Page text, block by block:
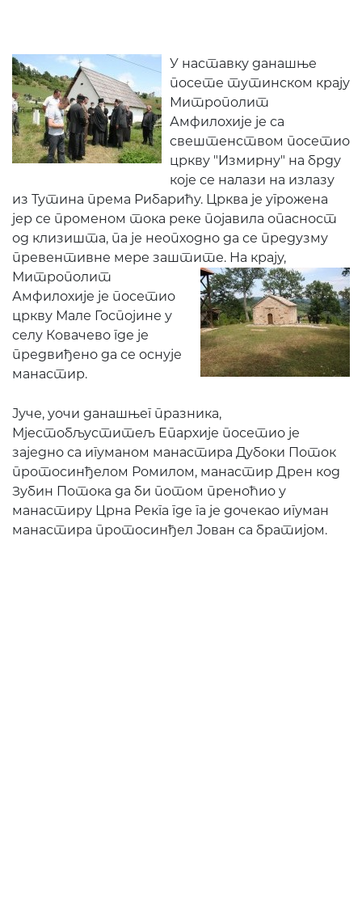
У наставку данашње
посете тутинском крају
Митрополит
Амфилохије је са
свештенством посетио
цркву "Измирну" на брду
које се налази на излазу
из Тутина према Рибарићу. Црква је угрожена
јер се променом тока реке појавила опасност
од клизишта, па је неопходно да се предузму
превентивне мере заштите. На крају,
Митрополит
Амфилохије је посетио
цркву Мале Госпојине у
селу Ковачево где је
предвиђено да се оснује
манастир.
Јуче, уочи данашњег празника,
Мјестобљуститељ Епархије посетио је
заједно са игуманом манастира Дубоки Поток
протосинђелом Ромилом, манастир Дрен код
Зубин Потока да би потом преноћио у
манастиру Црна Рекга где га је дочекао игуман
манастира протосинђел Јован са братијом.